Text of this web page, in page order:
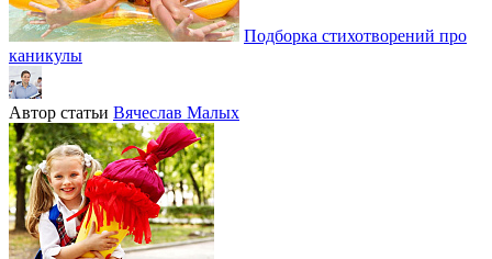
Подборка стихотворений про
каникулы
Автор статьи Вячеслав Малых